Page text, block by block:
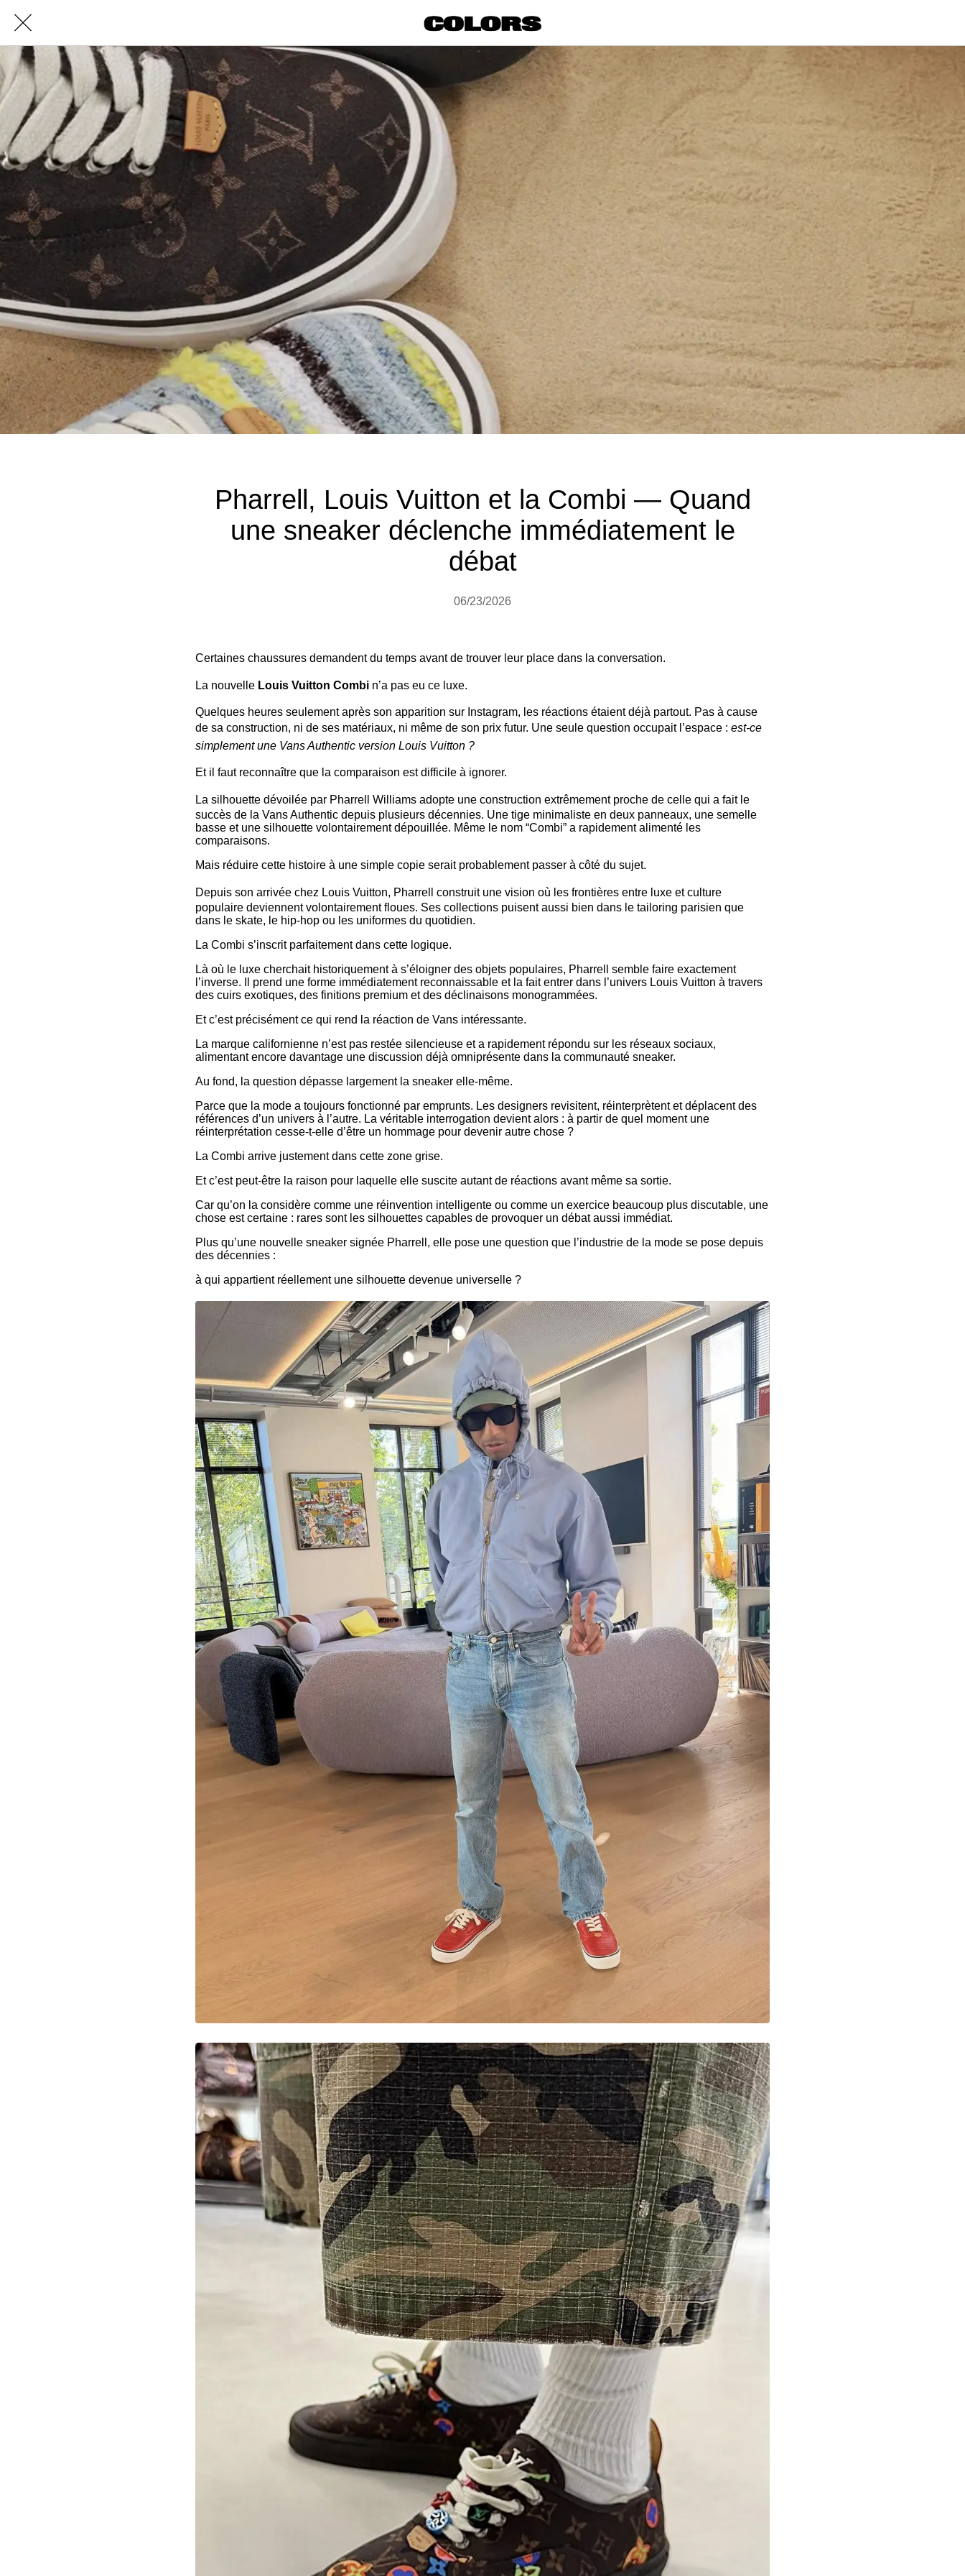
Pharrell, Louis Vuitton et la Combi — Quand
une sneaker déclenche immédiatement le
débat
06/23/2026
Certaines chaussures demandent du temps avant de trouver leur place dans la conversation.
La nouvelle Louis Vuitton Combi n’a pas eu ce luxe.
Quelques heures seulement après son apparition sur Instagram, les réactions étaient déjà partout. Pas à cause
de sa construction, ni de ses matériaux, ni même de son prix futur. Une seule question occupait l’espace : est-ce
simplement une Vans Authentic version Louis Vuitton ?
Et il faut reconnaître que la comparaison est difficile à ignorer.
La silhouette dévoilée par Pharrell Williams adopte une construction extrêmement proche de celle qui a fait le
succès de la Vans Authentic depuis plusieurs décennies. Une tige minimaliste en deux panneaux, une semelle
basse et une silhouette volontairement dépouillée. Même le nom “Combi” a rapidement alimenté les
comparaisons.
Mais réduire cette histoire à une simple copie serait probablement passer à côté du sujet.
Depuis son arrivée chez Louis Vuitton, Pharrell construit une vision où les frontières entre luxe et culture
populaire deviennent volontairement floues. Ses collections puisent aussi bien dans le tailoring parisien que
dans le skate, le hip-hop ou les uniformes du quotidien.
La Combi s’inscrit parfaitement dans cette logique.
Là où le luxe cherchait historiquement à s’éloigner des objets populaires, Pharrell semble faire exactement
l’inverse. Il prend une forme immédiatement reconnaissable et la fait entrer dans l’univers Louis Vuitton à travers
des cuirs exotiques, des finitions premium et des déclinaisons monogrammées.
Et c’est précisément ce qui rend la réaction de Vans intéressante.
La marque californienne n’est pas restée silencieuse et a rapidement répondu sur les réseaux sociaux,
alimentant encore davantage une discussion déjà omniprésente dans la communauté sneaker.
Au fond, la question dépasse largement la sneaker elle-même.
Parce que la mode a toujours fonctionné par emprunts. Les designers revisitent, réinterprètent et déplacent des
références d’un univers à l’autre. La véritable interrogation devient alors : à partir de quel moment une
réinterprétation cesse-t-elle d’être un hommage pour devenir autre chose ?
La Combi arrive justement dans cette zone grise.
Et c’est peut-être la raison pour laquelle elle suscite autant de réactions avant même sa sortie.
Car qu’on la considère comme une réinvention intelligente ou comme un exercice beaucoup plus discutable, une
chose est certaine : rares sont les silhouettes capables de provoquer un débat aussi immédiat.
Plus qu’une nouvelle sneaker signée Pharrell, elle pose une question que l’industrie de la mode se pose depuis
des décennies :
à qui appartient réellement une silhouette devenue universelle ?